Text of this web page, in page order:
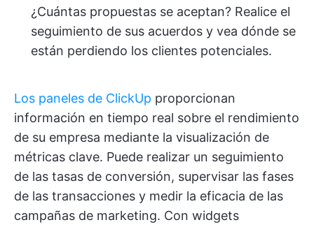
¿Cuántas propuestas se aceptan? Realice el
seguimiento de sus acuerdos y vea dónde se
están perdiendo los clientes potenciales.
Los paneles de ClickUp proporcionan
información en tiempo real sobre el rendimiento
de su empresa mediante la visualización de
métricas clave. Puede realizar un seguimiento
de las tasas de conversión, supervisar las fases
de las transacciones y medir la eficacia de las
campañas de marketing. Con widgets